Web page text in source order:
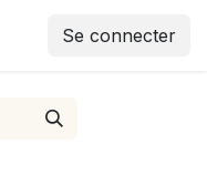
Se connecter